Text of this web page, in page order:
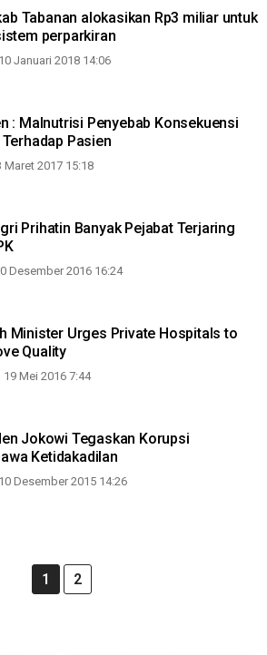
Tabanan alokasikan Rp3 miliar untuk
perparkiran
Januari 2018 14:06
: Malnutrisi Penyebab Konsekuensi
Pasien
Maret 2017 15:18
Prihatin Banyak Pejabat Terjaring
Desember 2016 16:24
Minister Urges Private Hospitals to
Quality
19 Mei 2016 7:44
Jokowi Tegaskan Korupsi
Ketidakadilan
Desember 2015 14:26
1 2